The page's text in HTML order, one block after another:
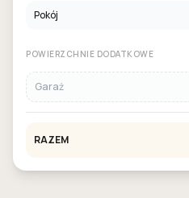
Pokój
POWIERZCHNIE DODATKOWE
Garaż
RAZEM